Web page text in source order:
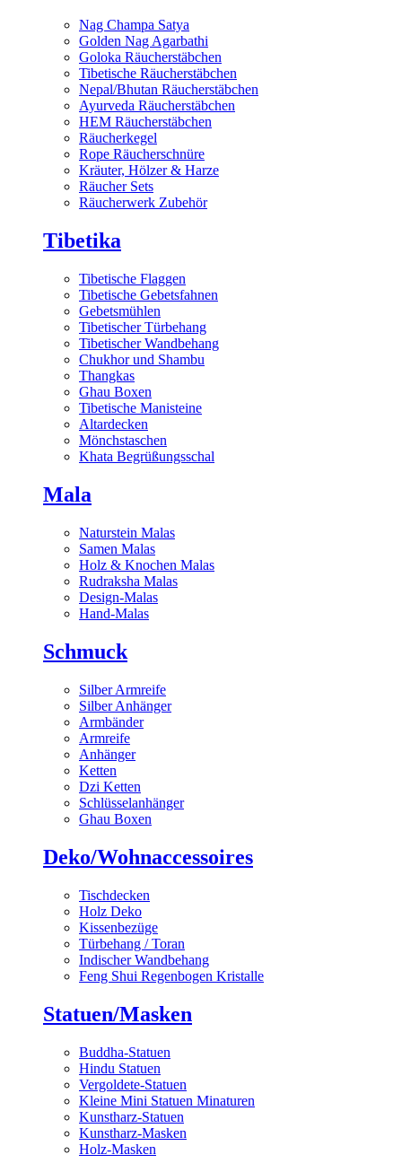
Nag Champa Satya
Golden Nag Agarbathi
Goloka Räucherstäbchen
Tibetische Räucherstäbchen
Nepal/Bhutan Räucherstäbchen
Ayurveda Räucherstäbchen
HEM Räucherstäbchen
Räucherkegel
Rope Räucherschnüre
Kräuter, Hölzer & Harze
Räucher Sets
Räucherwerk Zubehör
Tibetika
Tibetische Flaggen
Tibetische Gebetsfahnen
Gebetsmühlen
Tibetischer Türbehang
Tibetischer Wandbehang
Chukhor und Shambu
Thangkas
Ghau Boxen
Tibetische Manisteine
Altardecken
Mönchstaschen
Khata Begrüßungsschal
Mala
Naturstein Malas
Samen Malas
Holz & Knochen Malas
Rudraksha Malas
Design-Malas
Hand-Malas
Schmuck
Silber Armreife
Silber Anhänger
Armbänder
Armreife
Anhänger
Ketten
Dzi Ketten
Schlüsselanhänger
Ghau Boxen
Deko/Wohnaccessoires
Tischdecken
Holz Deko
Kissenbezüge
Türbehang / Toran
Indischer Wandbehang
Feng Shui Regenbogen Kristalle
Statuen/Masken
Buddha-Statuen
Hindu Statuen
Vergoldete-Statuen
Kleine Mini Statuen Minaturen
Kunstharz-Statuen
Kunstharz-Masken
Holz-Masken